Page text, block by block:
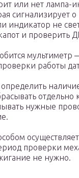
или нет лампа-
сигнализирует о
индикатор не
и проверить
мультиметр
работы
нужные
проверки
не нужно.